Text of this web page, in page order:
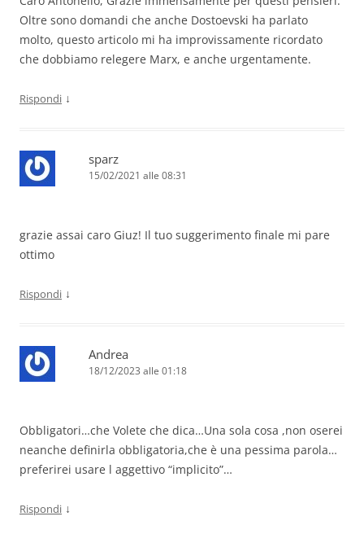
Oltre sono domandi che anche Dostoevski ha parlato
molto, questo articolo mi ha improvissamente ricordato
che dobbiamo relegere Marx, e anche urgentamente.
Rispondi ↓
sparz
15/02/2021 alle 08:31
grazie assai caro Giuz! Il tuo suggerimento finale mi pare
ottimo
Rispondi ↓
Andrea
18/12/2023 alle 01:18
Obbligatori…che Volete che dica…Una sola cosa ,non oserei
neanche definirla obbligatoria,che è una pessima parola…
preferirei usare l aggettivo “implicito”…
Rispondi ↓